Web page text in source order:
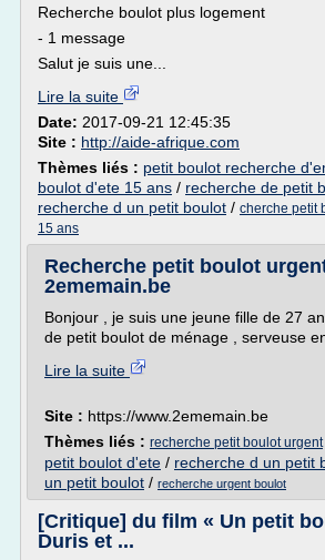
Recherche boulot plus logement
- 1 message
Salut je suis une...
Lire la suite
Date: 2017-09-21 12:45:35
Site : http://aide-afrique.com
Thèmes liés : petit boulot recherche
boulot d'ete 15 ans / recherche de petit
recherche d un petit boulot / cherche petit
15 ans
Recherche petit boulot
2ememain.be
Bonjour , je suis une jeune fille de 27
de petit boulot de ménage , serveuse
Lire la suite
Site : https://www.2ememain.be
Thèmes liés : recherche petit boulot urgent
petit boulot d'ete / recherche d un petit
un petit boulot / recherche urgent boulot
[Critique] du film « Un petit
Duris et ...